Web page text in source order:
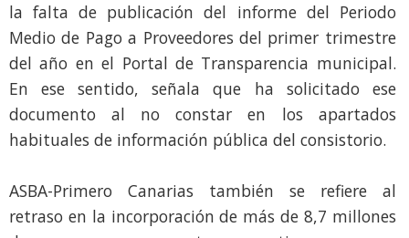
la falta de publicación del informe del Periodo
Medio de Pago a Proveedores del primer trimestre
del año en el Portal de Transparencia municipal.
En ese sentido, señala que ha solicitado ese
documento al no constar en los apartados
habituales de información pública del consistorio.
ASBA-Primero Canarias también se refiere al
retraso en la incorporación de más de 8,7 millones